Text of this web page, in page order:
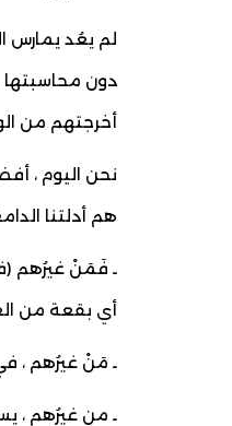
لم يعُد يمارس
دون محاسبتها ،
أخرجتهم من
نحن اليوم ،
هم أدلتنا
ـ فَمَنْ غيرُهم
أي بقعة من
ـ مَنْ غيرُهم ،
ـ من غيرُهم ،